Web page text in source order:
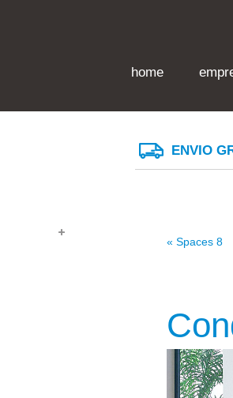
home
ENVIO
« Spaces 8